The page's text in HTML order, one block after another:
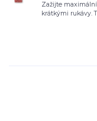
Zažijte
krátkými rukávy.